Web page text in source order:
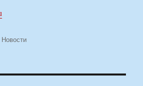
Рубрики
Новости